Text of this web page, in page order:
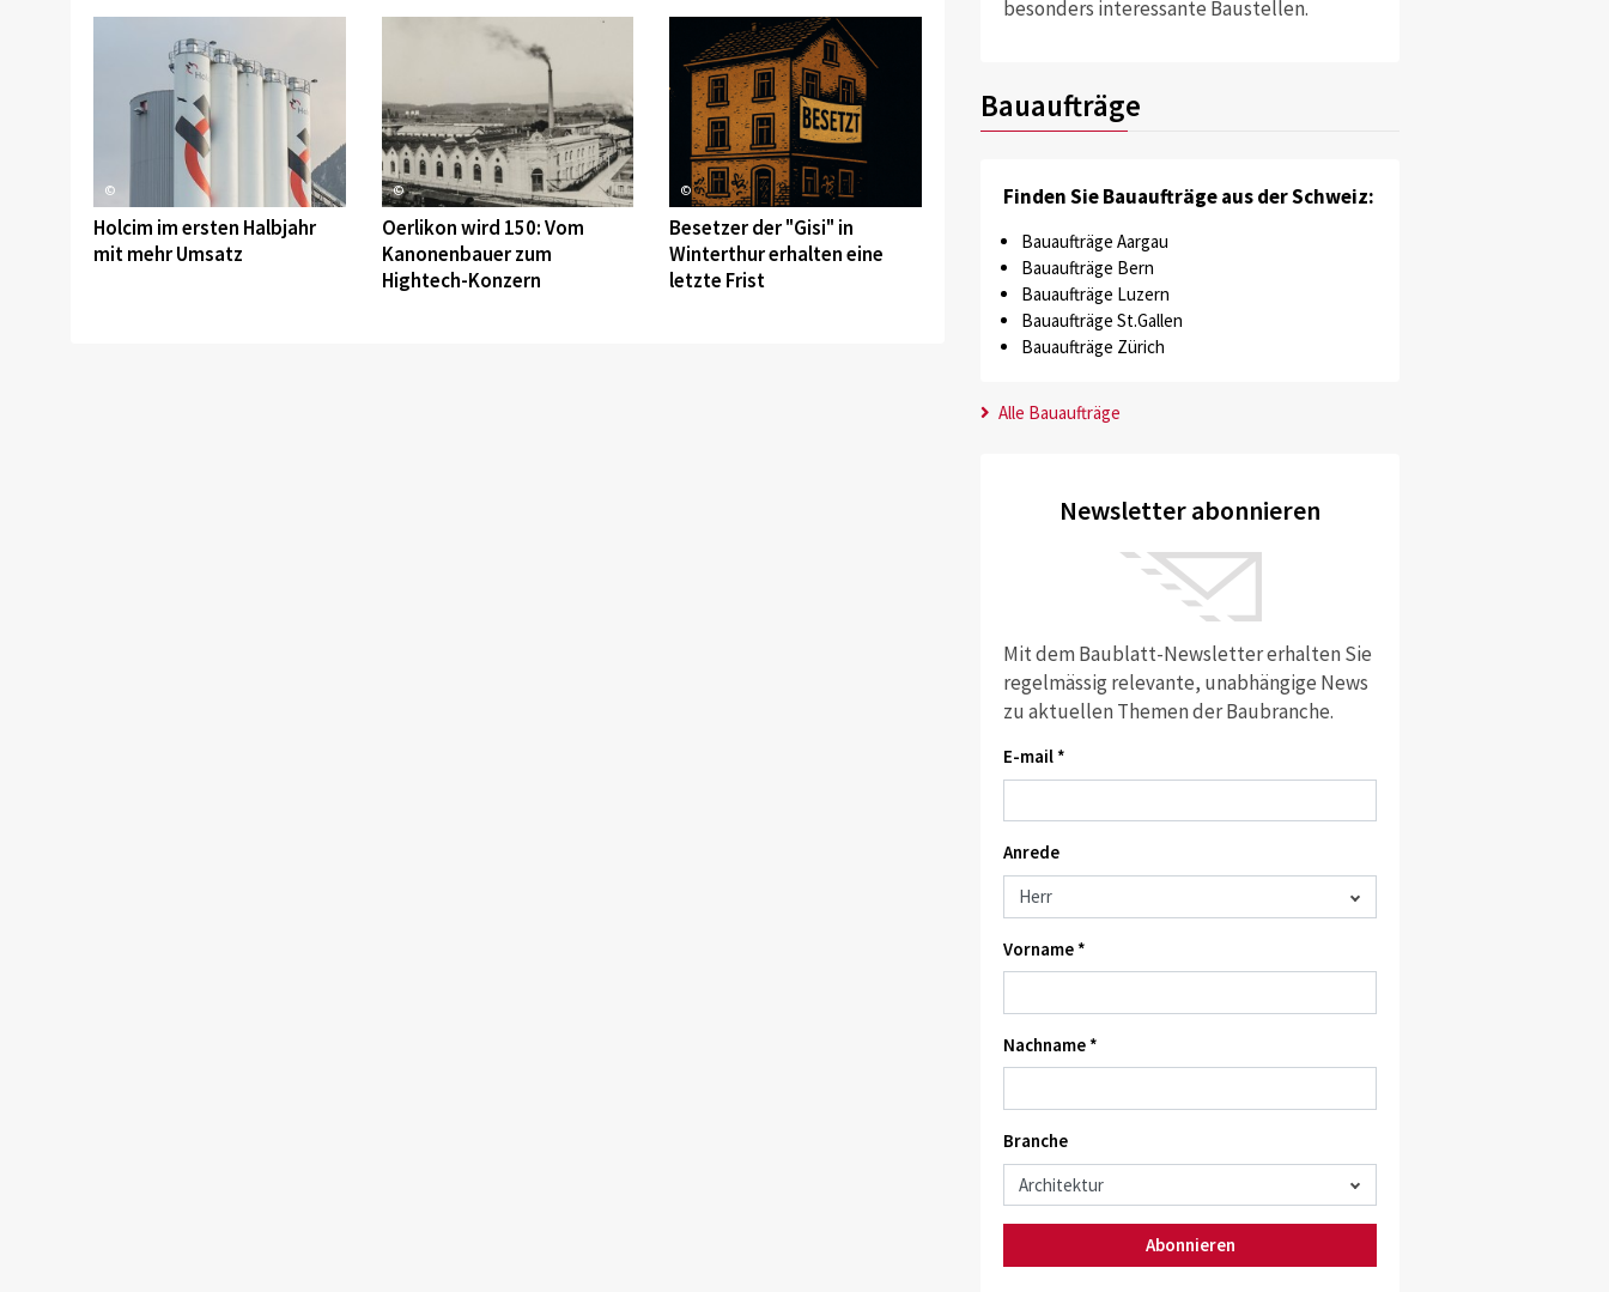
©
Holcim im ersten Halbjahr
mit mehr Umsatz
©
Oerlikon wird 150: Vom
Kanonenbauer zum
Hightech-Konzern
©
Besetzer der "Gisi" in
Winterthur erhalten eine
letzte Frist
besonders interessante Baustellen.
Bauaufträge
Finden Sie Bauaufträge aus der Schweiz:
Bauaufträge Aargau
Bauaufträge Bern
Bauaufträge Luzern
Bauaufträge St.Gallen
Bauaufträge Zürich
Alle Bauaufträge
Newsletter abonnieren
Mit dem Baublatt-Newsletter erhalten Sie
regelmässig relevante, unabhängige News
zu aktuellen Themen der Baubranche.
E-mail *
Anrede
Vorname *
Nachname *
Branche
Abonnieren